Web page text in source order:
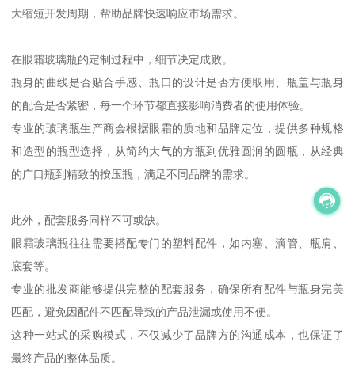
大缩短开发周期，帮助品牌快速响应市场需求。
在眼霜玻璃瓶的定制过程中，细节决定成败。
瓶身的曲线是否贴合手感、瓶口的设计是否方便取用、瓶盖与瓶身
的配合是否紧密，每一个环节都直接影响消费者的使用体验。
专业的玻璃瓶生产商会根据眼霜的质地和品牌定位，提供多种规格
和造型的瓶型选择，从简约大气的方瓶到优雅圆润的圆瓶，从经典
的广口瓶到精致的按压瓶，满足不同品牌的需求。
此外，配套服务同样不可或缺。
眼霜玻璃瓶往往需要搭配专门的塑料配件，如内塞、滴管、瓶肩、
底套等。
专业的批发商能够提供完整的配套服务，确保所有配件与瓶身完美
匹配，避免因配件不匹配导致的产品泄漏或使用不便。
这种一站式的采购模式，不仅减少了品牌方的沟通成本，也保证了
最终产品的整体品质。